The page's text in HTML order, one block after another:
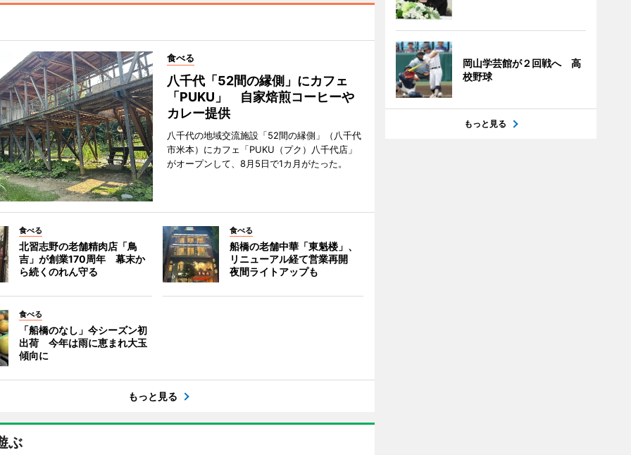
食べる
八千代「52間の縁側」にカフェ
「PUKU」 自家焙煎コーヒーや
カレー提供
八千代の地域交流施設「52間の縁側」（八千代
市米本）にカフェ「PUKU（プク）八千代店」
がオープンして、8月5日で1カ月がたった。
食べる
北習志野の老舗精肉店「鳥
吉」が創業170周年 幕末か
ら続くのれん守る
食べる
船橋の老舗中華「東魁楼」、
リニューアル経て営業再開
夜間ライトアップも
食べる
「船橋のなし」今シーズン初
出荷 今年は雨に恵まれ大玉
傾向に
もっと見る
ぶ
岡山学芸館が２回戦へ 高
校野球
もっと見る